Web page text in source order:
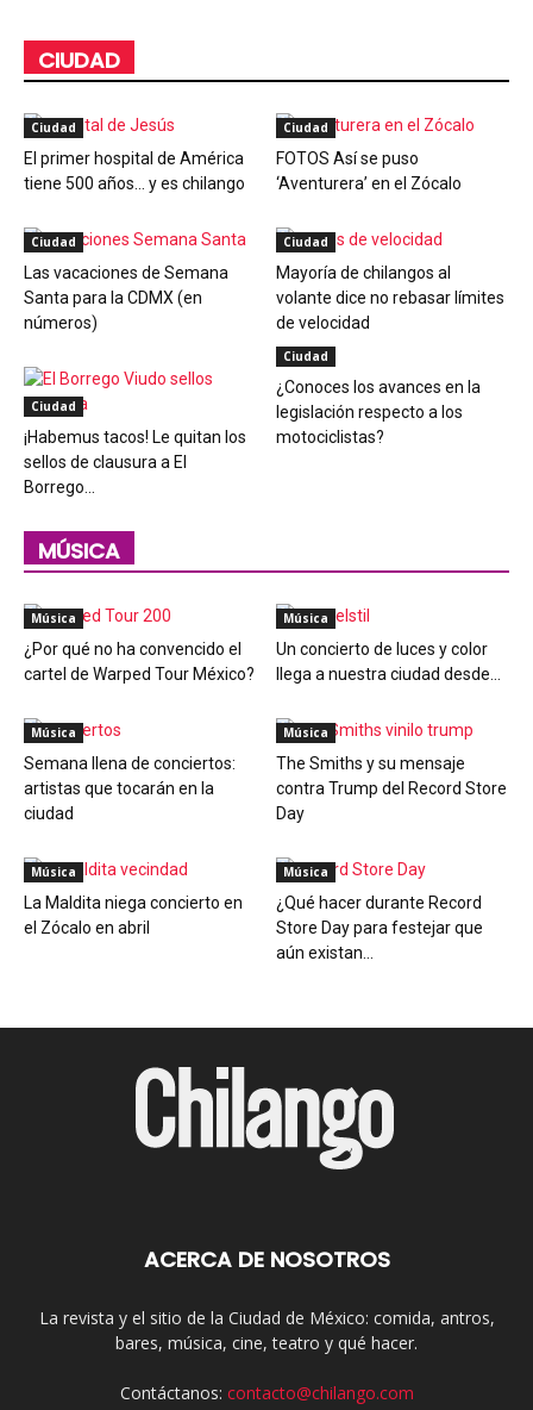
CIUDAD
Ciudad
El primer hospital de América
tiene 500 años… y es chilango
Ciudad
FOTOS Así se puso
‘Aventurera’ en el Zócalo
Ciudad
Las vacaciones de Semana
Santa para la CDMX (en
números)
Ciudad
Mayoría de chilangos al
volante dice no rebasar límites
de velocidad
Ciudad
¡Habemus tacos! Le quitan los
sellos de clausura a El
Borrego...
Ciudad
¿Conoces los avances en la
legislación respecto a los
motociclistas?
MÚSICA
Música
¿Por qué no ha convencido el
cartel de Warped Tour México?
Música
Un concierto de luces y color
llega a nuestra ciudad desde...
Música
Semana llena de conciertos:
artistas que tocarán en la
ciudad
Música
The Smiths y su mensaje
contra Trump del Record Store
Day
Música
La Maldita niega concierto en
el Zócalo en abril
Música
¿Qué hacer durante Record
Store Day para festejar que
aún existan...
ACERCA DE NOSOTROS
La revista y el sitio de la Ciudad de México: comida, antros,
bares, música, cine, teatro y qué hacer.
Contáctanos: contacto@chilango.com